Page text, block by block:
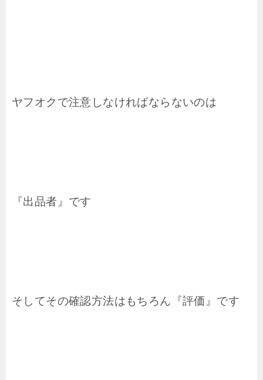
ヤフオクで注意しなければならないのは
『出品者』です
そしてその確認方法はもちろん『評価』です